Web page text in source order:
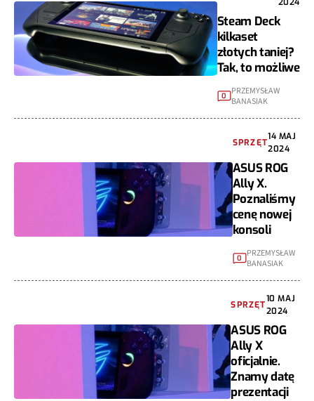
Steam Deck
kilkaset
złotych taniej?
Tak, to możliwe
0 PRZEMYSŁAW
BANASIAK
SPRZĘT
14 MAJ
2024
ASUS ROG
Ally X.
Poznaliśmy
cenę nowej
konsoli
0 PRZEMYSŁAW
BANASIAK
SPRZĘT
10 MAJ
2024
ASUS ROG
Ally X
oficjalnie.
Znamy datę
prezentacji